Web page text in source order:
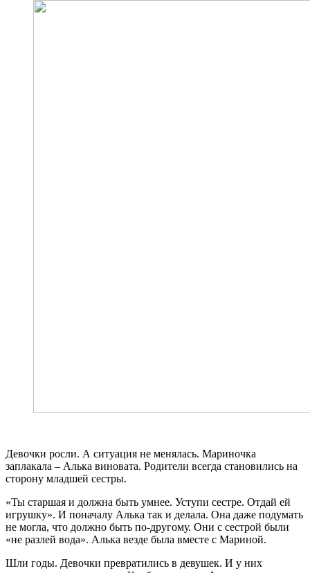
Девочки росли. А ситуация не менялась. Мариночка
заплакала – Алька виновата. Родители всегда становились на
сторону младшей сестры.
«Ты старшая и должна быть умнее. Уступи сестре. Отдай ей
игрушку». И поначалу Алька так и делала. Она даже подумать
не могла, что должно быть по-другому. Они с сестрой были
«не разлей вода». Алька везде была вместе с Мариной.
Шли годы. Девочки превратились в девушек. И у них